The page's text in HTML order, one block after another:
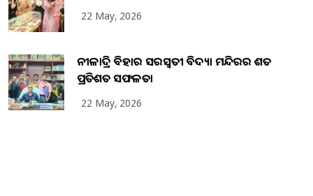
22 May, 2026
ନୀଳାଦ୍ରି ବିହାର ସରସ୍ୱତୀ ବିଦ୍ୟା ମନ୍ଦିରର ଶତ
ପ୍ରତିଶତ ସଫଳତା
22 May, 2026